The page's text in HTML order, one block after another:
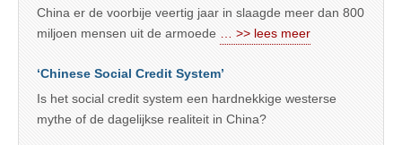
China er de voorbije veertig jaar in slaagde meer dan 800
miljoen mensen uit de armoede
… >> lees meer
‘Chinese Social Credit System’
Is het social credit system een hardnekkige westerse
mythe of de dagelijkse realiteit in China?